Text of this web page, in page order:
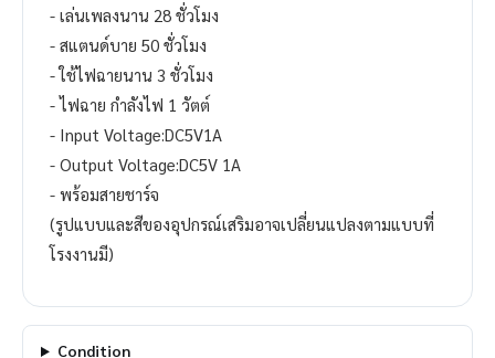
- เล่นเพลงนาน 28 ชั่วโมง
- สแตนด์บาย 50 ชั่วโมง
- ใช้ไฟฉายนาน 3 ชั่วโมง
- ไฟฉาย กำลังไฟ 1 วัตต์
- Input Voltage:DC5V1A
- Output Voltage:DC5V 1A
- พร้อมสายชาร์จ
(รูปแบบและสีของอุปกรณ์เสริมอาจเปลี่ยนแปลงตามแบบที่
โรงงานมี)
Condition